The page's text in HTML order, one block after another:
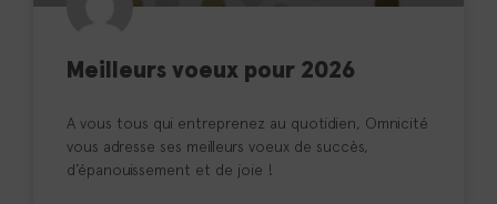
Meilleurs voeux pour 2026
A vous tous qui entreprenez au quotidien, Omnicité
vous adresse ses meilleurs voeux de succès,
d’épanouissement et de joie !